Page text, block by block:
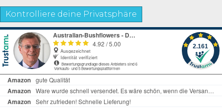
Kontrolliere deine Privatsphäre